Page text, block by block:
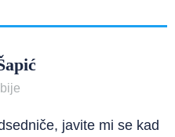
javite mi se kad